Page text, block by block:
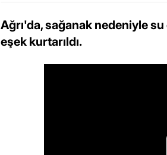
Ağrı'da, sağanak nedeniyle
eşek kurtarıldı.